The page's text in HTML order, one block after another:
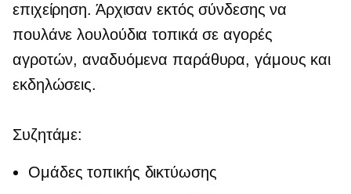
επιχείρηση. Άρχισαν εκτός σύνδεσης να
πουλάνε λουλούδια τοπικά σε αγορές
αγροτών,αναδυόμενα παράθυρα, γάμους και
εκδηλώσεις.
Συζητάμε:
Ομάδες τοπικής δικτύωσης